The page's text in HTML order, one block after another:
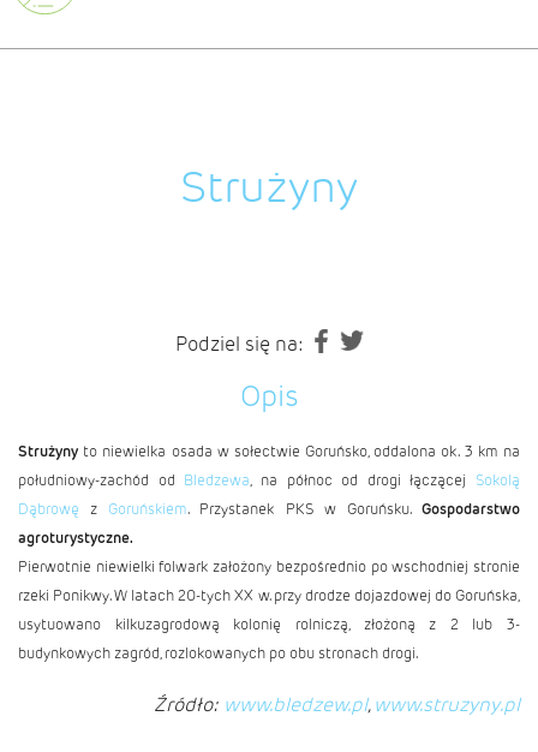
Strużyny
Podziel się na:
Opis
Strużyny to niewielka osada w sołectwie Goruńsko, oddalona ok. 3 km na
południowy-zachód od Bledzewa, na północ od drogi łączącej Sokolą
Dąbrowę z Goruńskiem. Przystanek PKS w Goruńsku.Gospodarstwo
agroturystyczne.
Pierwotnie niewielki folwark założony bezpośrednio po wschodniej stronie
rzeki Ponikwy. W latach 20-tych XX w. przy drodze dojazdowej do Goruńska,
usytuowano kilkuzagrodową kolonię rolniczą, złożoną z 2 lub 3-
budynkowych zagród, rozlokowanych po obu stronach drogi.
Źródło: www.bledzew.pl,www.struzyny.pl